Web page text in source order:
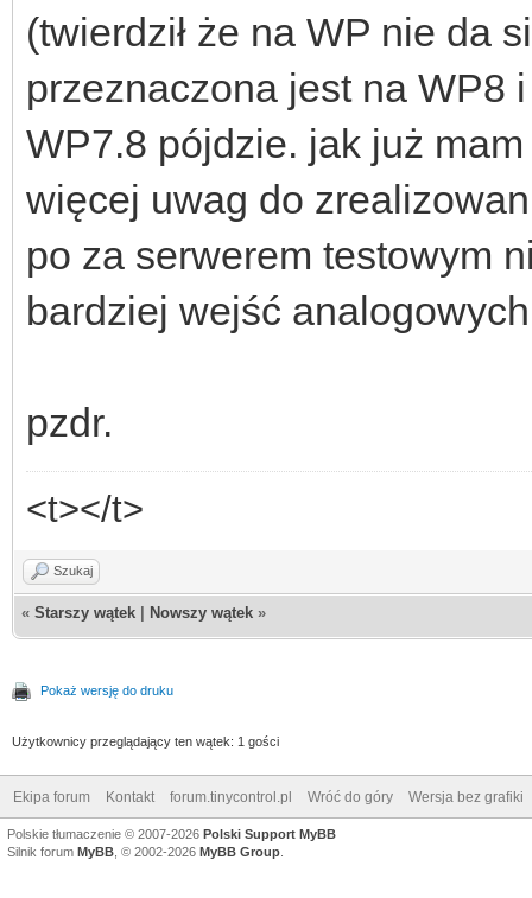
(twierdził że na WP nie da
przeznaczona jest na WP8
WP7.8 pójdzie. jak już
więcej uwag do
po za serwerem testowym
bardziej wejść
pzdr.
<t></t>
Szukaj
« Starszy wątek Nowszy wątek »
Pokaż wersję do druku
Użytkownicy przeglądający ten wątek: 1 gości
Ekipa forum Kontakt forum.tinycontrol.pl Wróć do góry Wersja bez grafiki
Polskie tłumaczenie © 2007-2026 Polski Support MyBB
Silnik forum MyBB , © 2002-2026 MyBB Group